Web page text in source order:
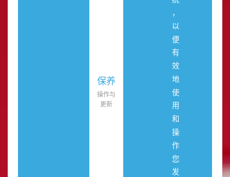
保养
操作与
更新
，
以
便
有
效
地
使
用
和
操
作
您
发